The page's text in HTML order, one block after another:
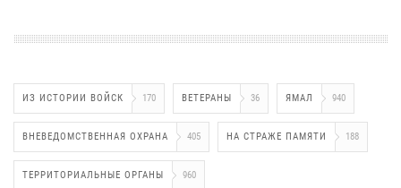
ИЗ ИСТОРИИ ВОЙСК 170 ВЕТЕРАНЫ 36 ЯМАЛ 940
ВНЕВЕДОМСТВЕННАЯ ОХРАНА 405 НА СТРАЖЕ ПАМЯТИ 188
ТЕРРИТОРИАЛЬНЫЕ ОРГАНЫ 960